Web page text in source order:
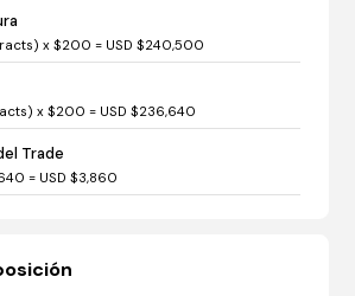
x $200 = USD $240,500
x $200 = USD $236,640
Trade
= USD $3,860